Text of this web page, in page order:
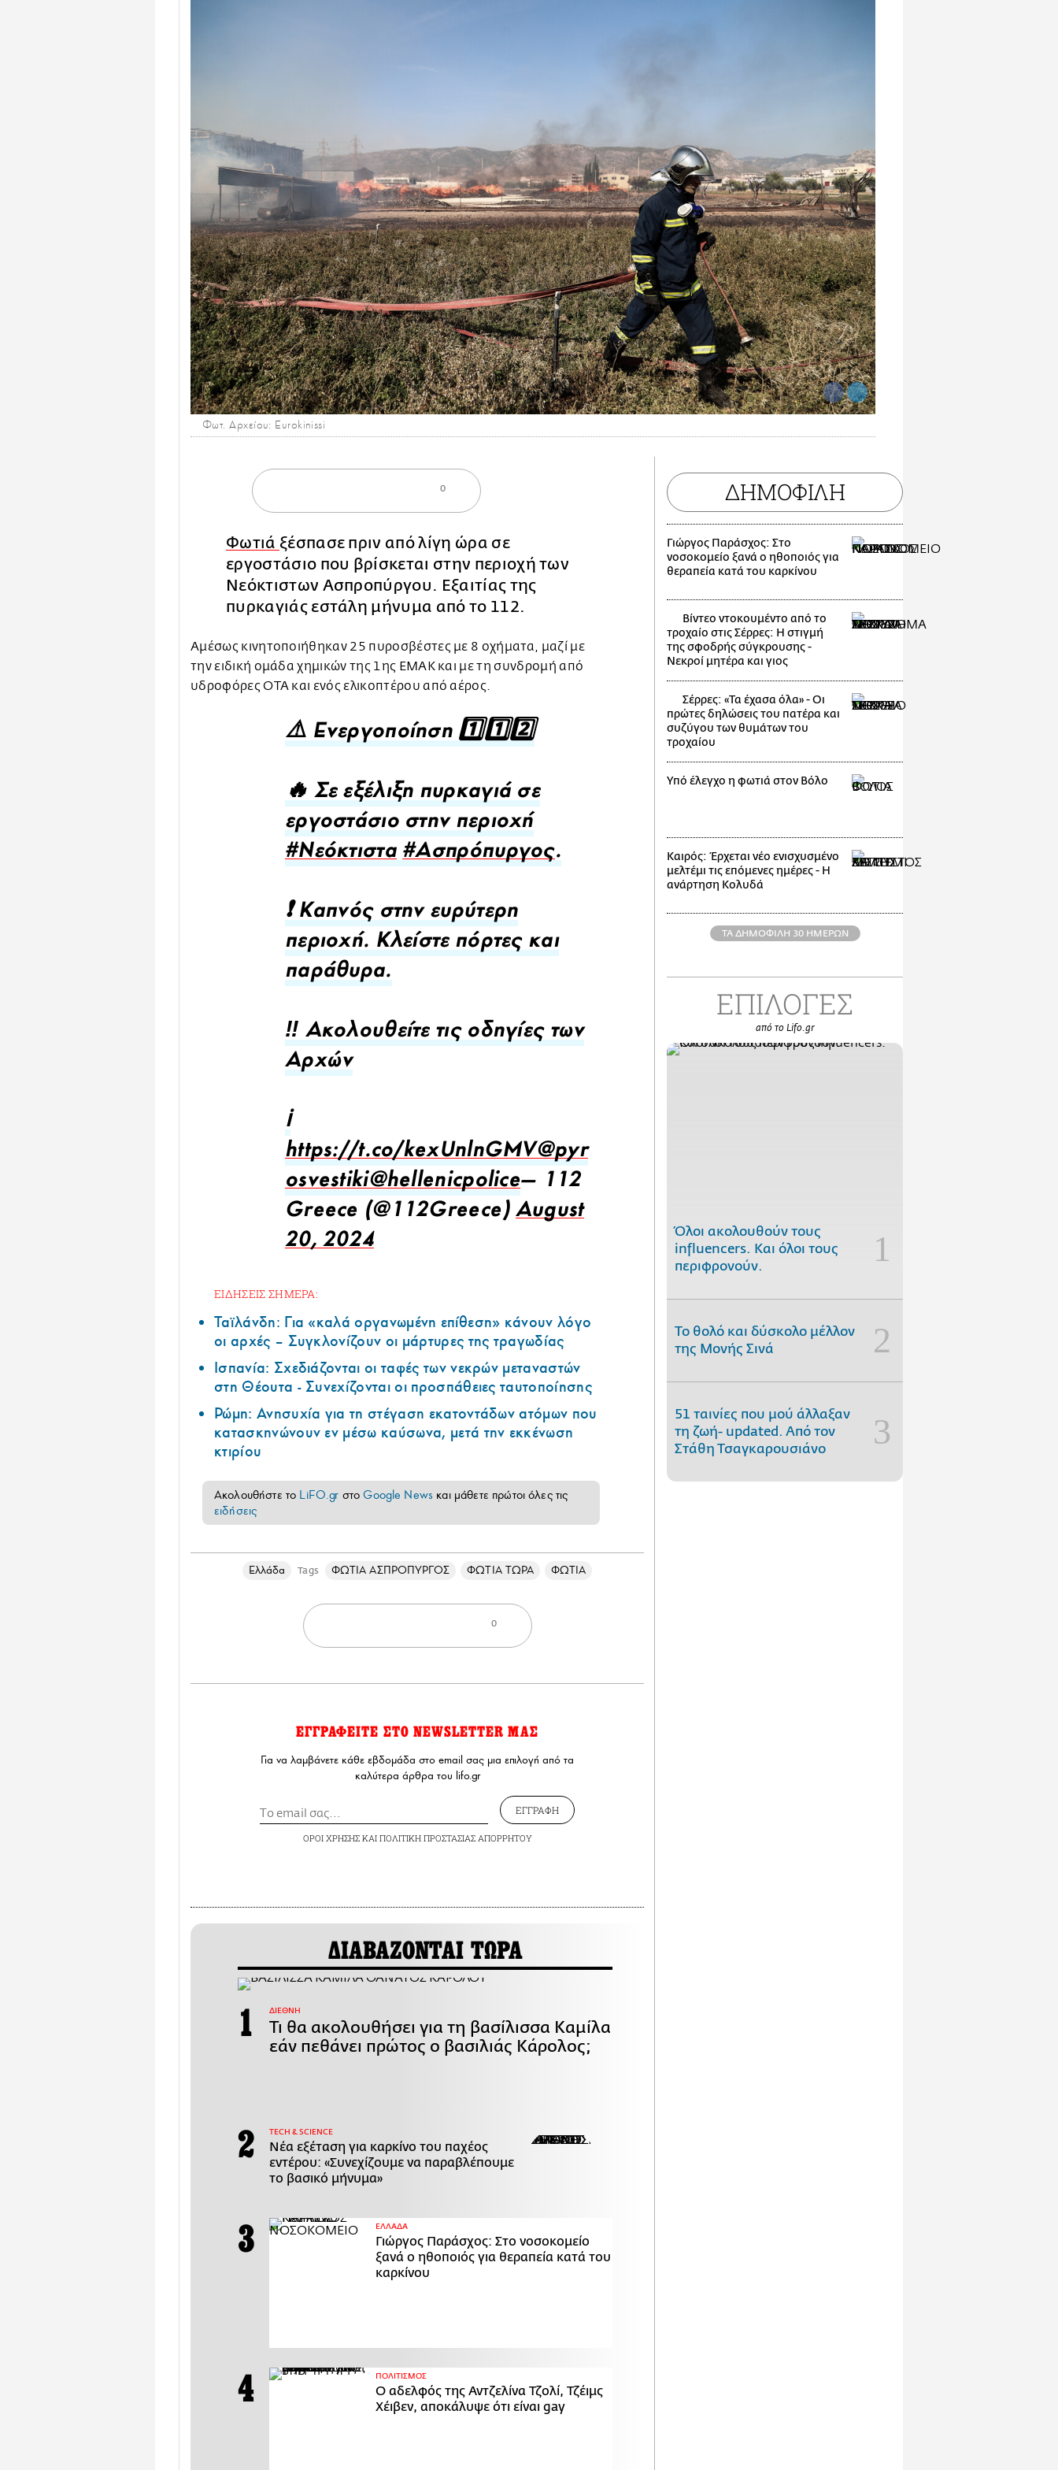
Φωτ. Αρχείου: Eurokinissi
0
Φωτιά ξέσπασε πριν από λίγη ώρα σε
εργοστάσιο που βρίσκεται στην περιοχή των
Νεόκτιστων Ασπροπύργου. Εξαιτίας της
πυρκαγιάς εστάλη μήνυμα από το 112.
Αμέσως κινητοποιήθηκαν 25 πυροσβέστες με 8 οχήματα, μαζί με
την ειδική ομάδα χημικών της 1ης ΕΜΑΚ και με τη συνδρομή από
υδροφόρες ΟΤΑ και ενός ελικοπτέρου από αέρος.
⚠️ Ενεργοποίηση 1️⃣1️⃣2️⃣
🔥 Σε εξέλιξη πυρκαγιά σε
εργοστάσιο στην περιοχή
#Νεόκτιστα #Ασπρόπυργος .
❗ Καπνός στην ευρύτερη
περιοχή. Κλείστε πόρτες και
παράθυρα.
‼️ Ακολουθείτε τις οδηγίες των
Αρχών
ℹ️
https://t.co/kexUnlnGMV @pyr
osvestiki @hellenicpolice— 112
Greece (@112Greece) August
20, 2024
ΕΙΔΗΣΕΙΣ ΣΗΜΕΡΑ:
Ταϊλάνδη: Για «καλά οργανωμένη επίθεση» κάνουν λόγο
οι αρχές – Συγκλονίζουν οι μάρτυρες της τραγωδίας
Ισπανία: Σχεδιάζονται οι ταφές των νεκρών μεταναστών
στη Θέουτα - Συνεχίζονται οι προσπάθειες ταυτοποίησης
Ρώμη: Ανησυχία για τη στέγαση εκατοντάδων ατόμων που
κατασκηνώνουν εν μέσω καύσωνα, μετά την εκκένωση
κτιρίου
Ακολουθήστε το LiFO.gr στοGoogle News και μάθετε πρώτοι όλες τις
ειδήσεις
Ελλάδα Tags ΦΩΤΙΑ ΑΣΠΡΟΠΥΡΓΟΣ ΦΩΤΙΑ ΤΩΡΑ ΦΩΤΙΑ
0
ΕΓΓΡΑΦΕΙΤΕ ΣΤΟ NEWSLETTER ΜΑΣ
Για να λαμβάνετε κάθε εβδομάδα στο email σας μια επιλογή από τα
καλύτερα άρθρα του lifo.gr
ΕΓΓΡΑΦΗ
ΟΡΟΙ ΧΡΗΣΗΣΚΑΙ ΠΟΛΙΤΙΚΗ ΠΡΟΣΤΑΣΙΑΣ ΑΠΟΡΡΗΤΟΥ
ΔΙΑΒΑΖΟΝΤΑΙ ΤΩΡΑ
ΔΙΕΘΝΗ
Τι θα ακολουθήσει για τη βασίλισσα Καμίλα
εάν πεθάνει πρώτος ο βασιλιάς Κάρολος;
ΤECH & SCIENCE
Νέα εξέταση για καρκίνο του παχέος
εντέρου: «Συνεχίζουμε να παραβλέπουμε
το βασικό μήνυμα»
ΕΛΛΑΔΑ
Γιώργος Παράσχος: Στο νοσοκομείο
ξανά ο ηθοποιός για θεραπεία κατά του
καρκίνου
ΠΟΛΙΤΙΣΜΟΣ
Ο αδελφός της Αντζελίνα Τζολί, Τζέιμς
Χέιβεν, αποκάλυψε ότι είναι gay
ΔΗΜΟΦΙΛΗ
Γιώργος Παράσχος: Στο
νοσοκομείο ξανά ο ηθοποιός για
θεραπεία κατά του καρκίνου
Βίντεο ντοκουμέντο από το
τροχαίο στις Σέρρες: Η στιγμή
της σφοδρής σύγκρουσης -
Νεκροί μητέρα και γιος
Σέρρες: «Τα έχασα όλα» - Οι
πρώτες δηλώσεις του πατέρα και
συζύγου των θυμάτων του
τροχαίου
Υπό έλεγχο η φωτιά στον Βόλο
Καιρός: Έρχεται νέο ενισχυσμένο
μελτέμι τις επόμενες ημέρες - Η
ανάρτηση Κολυδά
ΤΑ ΔΗΜΟΦΙΛΗ 30 ΗΜΕΡΩΝ
ΕΠΙΛΟΓΕΣ
από το Lifo.gr
Όλοι ακολουθούν τους
influencers. Και όλοι τους
περιφρονούν.
Το θολό και δύσκολο μέλλον
της Μονής Σινά
51 ταινίες που μού άλλαξαν
τη ζωή- updated. Aπό τον
Στάθη Τσαγκαρουσιάνο